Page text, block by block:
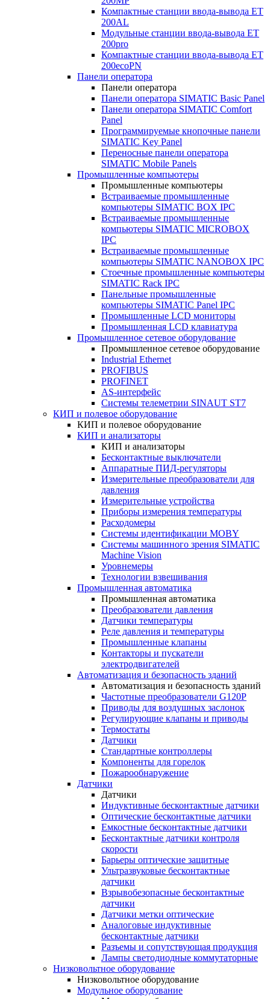
Компактные станции ввода-вывода ET
200AL
Модульные станции ввода-вывода ET
200pro
Компактные станции ввода-вывода ET
200ecoPN
Панели оператора
Панели оператора
Панели оператора SIMATIC Basic Panel
Панели оператора SIMATIC Comfort
Panel
Программируемые кнопочные панели
SIMATIC Key Panel
Переносные панели оператора
SIMATIC Mobile Panels
Промышленные компьютеры
Промышленные компьютеры
Встраиваемые промышленные
компьютеры SIMATIC BOX IPC
Встраиваемые промышленные
компьютеры SIMATIC MICROBOX
IPC
Встраиваемые промышленные
компьютеры SIMATIC NANOBOX IPC
Стоечные промышленные компьютеры
SIMATIC Rack IPC
Панельные промышленные
компьютеры SIMATIC Panel IPC
Промышленные LCD мониторы
Промышленная LCD клавиатура
Промышленное сетевое оборудование
Промышленное сетевое оборудование
Industrial Ethernet
PROFIBUS
PROFINET
AS-интерфейс
Системы телеметрии SINAUT ST7
КИП и полевое оборудование
КИП и полевое оборудование
КИП и анализаторы
КИП и анализаторы
Бесконтактные выключатели
Аппаратные ПИД-регуляторы
Измерительные преобразователи для
давления
Измерительные устройства
Приборы измерения температуры
Расходомеры
Системы идентификации MOBY
Системы машинного зрения SIMATIC
Machine Vision
Уровнемеры
Технологии взвешивания
Промышленная автоматика
Промышленная автоматика
Преобразователи давления
Датчики температуры
Реле давления и температуры
Промышленные клапаны
Контакторы и пускатели
электродвигателей
Автоматизация и безопасность зданий
Автоматизация и безопасность зданий
Частотные преобразователи G120P
Приводы для воздушных заслонок
Регулирующие клапаны и приводы
Термостаты
Датчики
Стандартные контроллеры
Компоненты для горелок
Пожарообнаружение
Датчики
Датчики
Индуктивные бесконтактные датчики
Оптические бесконтактные датчики
Емкостные бесконтактные датчики
Бесконтактные датчики контроля
скорости
Барьеры оптические защитные
Ультразвуковые бесконтактные
датчики
Взрывобезопасные бесконтактные
датчики
Датчики метки оптические
Аналоговые индуктивные
бесконтактные датчики
Разъемы и сопутствующая продукция
Лампы светодиодные коммутаторные
Низковольтное оборудование
Низковольтное оборудование
Модульное оборудование